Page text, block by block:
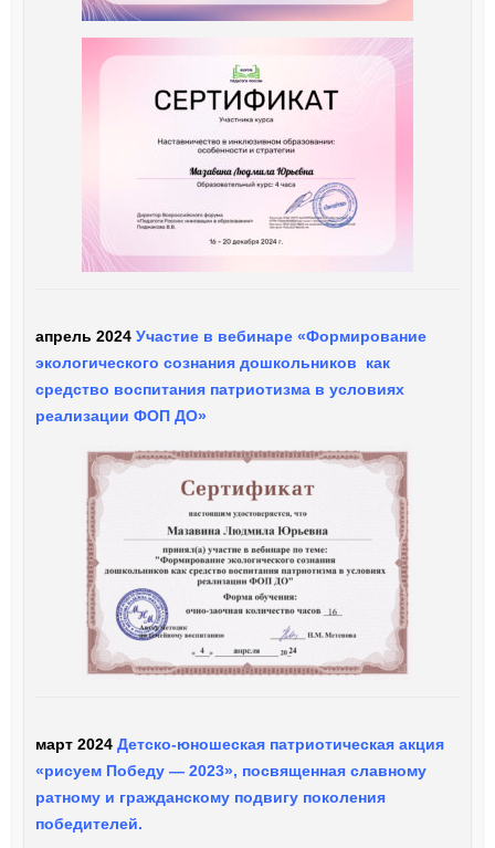
апрель 2024 Участие в вебинаре «Формирование
экологического сознания дошкольников как
средство воспитания патриотизма в условиях
реализации ФОП ДО»
март 2024 Детско-юношеская патриотическая акция
«рисуем Победу — 2023», посвященная славному
ратному и гражданскому подвигу поколения
победителей.